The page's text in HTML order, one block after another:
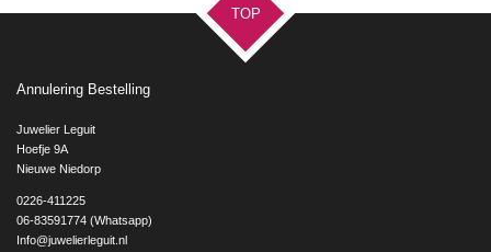
TOP
Annulering Bestelling
Juwelier Leguit
Hoefje 9A
Nieuwe Niedorp
0226-411225
06-83591774 (Whatsapp)
Info@juwelierleguit.nl